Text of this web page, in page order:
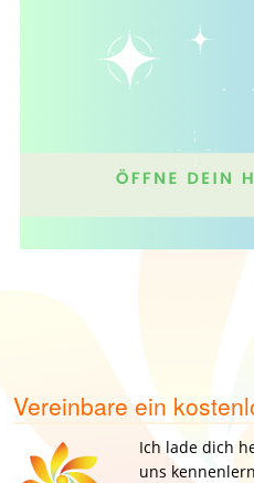
Vereinbare ein
Ich lade dich
uns